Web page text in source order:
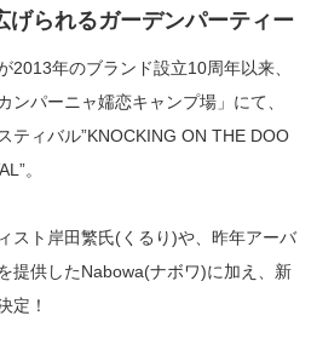
げられるガーデンパーティー
2013年のブランド設立10周年以来、
ンパーニャ嬬恋キャンプ場」にて、
ティバル”KNOCKING ON THE DOO
。
スト岸田繁氏(くるり)や、昨年アーバ
提供したNabowa(ナボワ)に加え、新
定！